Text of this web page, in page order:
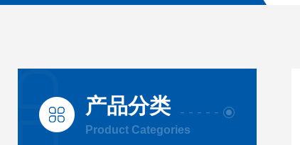
产品分类
Product Categories